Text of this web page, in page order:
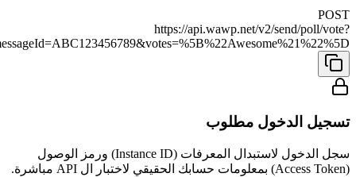
POST
https://api.wawp.net/v2/send/poll/vote?
تسجيل الدخول مطلوب
سجل الدخول لاستبدال المعرفات (Instance ID) ورمز الوصول
(Access Token) بمعلومات حسابك الحقيقي لاختبار ال API مباشرة.